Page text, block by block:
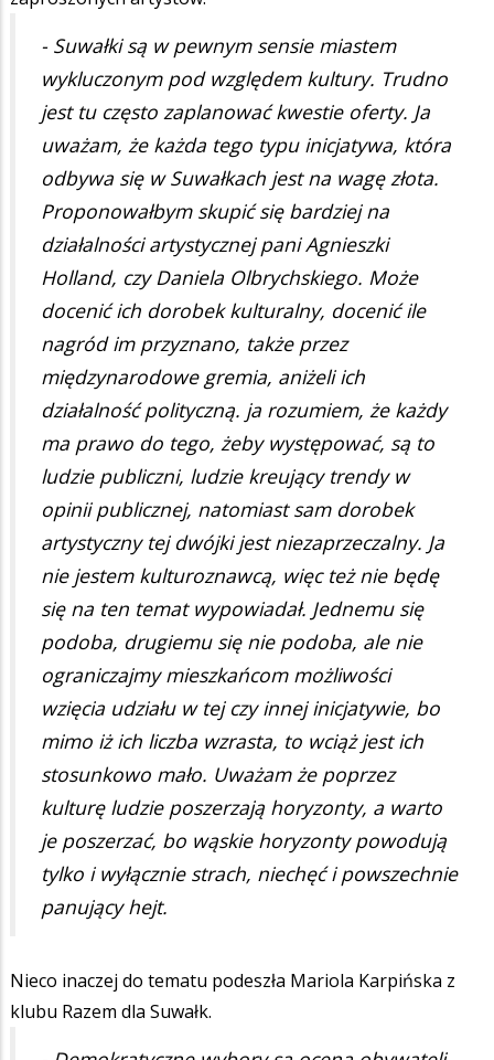
- Suwałki są w pewnym sensie miastem
wykluczonym pod względem kultury. Trudno
jest tu często zaplanować kwestie oferty. Ja
uważam, że każda tego typu inicjatywa, która
odbywa się w Suwałkach jest na wagę złota.
Proponowałbym skupić się bardziej na
działalności artystycznej pani Agnieszki
Holland, czy Daniela Olbrychskiego. Może
docenić ich dorobek kulturalny, docenić ile
nagród im przyznano, także przez
międzynarodowe gremia, aniżeli ich
działalność polityczną. ja rozumiem, że każdy
ma prawo do tego, żeby występować, są to
ludzie publiczni, ludzie kreujący trendy w
opinii publicznej, natomiast sam dorobek
artystyczny tej dwójki jest niezaprzeczalny. Ja
nie jestem kulturoznawcą, więc też nie będę
się na ten temat wypowiadał. Jednemu się
podoba, drugiemu się nie podoba, ale nie
ograniczajmy mieszkańcom możliwości
wzięcia udziału w tej czy innej inicjatywie, bo
mimo iż ich liczba wzrasta, to wciąż jest ich
stosunkowo mało. Uważam że poprzez
kulturę ludzie poszerzają horyzonty, a warto
je poszerzać, bo wąskie horyzonty powodują
tylko i wyłącznie strach, niechęć i powszechnie
panujący hejt.
Nieco inaczej do tematu podeszła Mariola Karpińska z
klubu Razem dla Suwałk.